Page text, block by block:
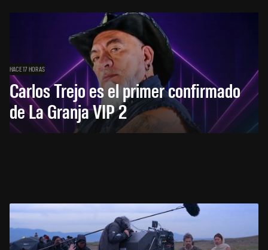
HACE 17 HORAS
Carlos Trejo es el primer confirmado
de La Granja VIP 2